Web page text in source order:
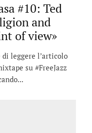
#10: Ted
and
of view»
di leggere l’articolo
su #FreeJazz